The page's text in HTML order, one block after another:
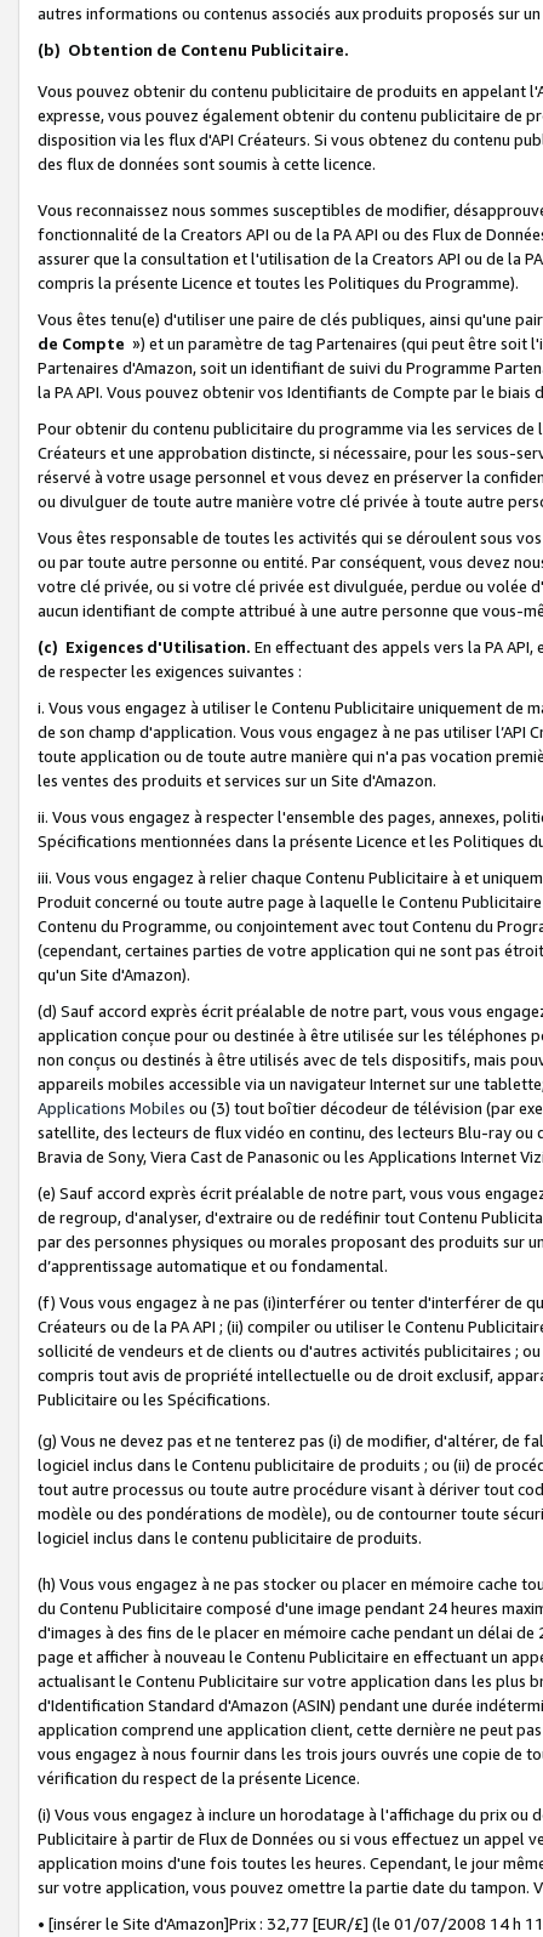
autres informations ou contenus associés aux produits proposés sur
(b) Obtention de Contenu Publicitaire.
Vous pouvez obtenir du contenu publicitaire de produits en appelant
expresse, vous pouvez également obtenir du contenu publicitaire de
disposition via les flux d'API Créateurs. Si vous obtenez du contenu
des flux de données sont soumis à cette licence.
Vous reconnaissez nous sommes susceptibles de modifier,
fonctionnalité de la Creators API ou de la PA API ou des Flux de
assurer que la consultation et l'utilisation de la Creators API ou de la
compris la présente Licence et toutes les Politiques du Programme).
Vous êtes tenu(e) d'utiliser une paire de clés publiques, ainsi qu'une
de Compte ») et un paramètre de tag Partenaires (qui peut être soit
Partenaires d'Amazon, soit un identifiant de suivi du Programme
la PA API. Vous pouvez obtenir vos Identifiants de Compte par le biais
Pour obtenir du contenu publicitaire du programme via les services
Créateurs et une approbation distincte, si nécessaire, pour les sous-
réservé à votre usage personnel et vous devez en préserver la
ou divulguer de toute autre manière votre clé privée à toute autre
Vous êtes responsable de toutes les activités qui se déroulent sous
ou par toute autre personne ou entité. Par conséquent, vous devez
votre clé privée, ou si votre clé privée est divulguée, perdue ou volée
aucun identifiant de compte attribué à une autre personne que vous-
(c) Exigences d'Utilisation. En effectuant des appels vers la PA
de respecter les exigences suivantes :
i. Vous vous engagez à utiliser le Contenu Publicitaire uniquement de
de son champ d'application. Vous vous engagez à ne pas utiliser l’API
toute application ou de toute autre manière qui n'a pas vocation
les ventes des produits et services sur un Site d'Amazon.
ii. Vous vous engagez à respecter l'ensemble des pages, annexes,
Spécifications mentionnées dans la présente Licence et les Politiques
iii. Vous vous engagez à relier chaque Contenu Publicitaire à et
Produit concerné ou toute autre page à laquelle le Contenu
Contenu du Programme, ou conjointement avec tout Contenu du
(cependant, certaines parties de votre application qui ne sont pas
qu'un Site d'Amazon).
(d) Sauf accord exprès écrit préalable de notre part, vous vous
application conçue pour ou destinée à être utilisée sur les téléphones
non conçus ou destinés à être utilisés avec de tels dispositifs, mais
appareils mobiles accessible via un navigateur Internet sur une
Applications Mobiles ou (3) tout boîtier décodeur de télévision (par
satellite, des lecteurs de flux vidéo en continu, des lecteurs Blu-ray
Bravia de Sony, Viera Cast de Panasonic ou les Applications Internet
(e) Sauf accord exprès écrit préalable de notre part, vous vous
de regroup, d'analyser, d'extraire ou de redéfinir tout Contenu
par des personnes physiques ou morales proposant des produits sur
d’apprentissage automatique et ou fondamental.
(f) Vous vous engagez à ne pas (i)interférer ou tenter d'interférer de
Créateurs ou de la PA API ; (ii) compiler ou utiliser le Contenu
sollicité de vendeurs et de clients ou d'autres activités publicitaires ;
compris tout avis de propriété intellectuelle ou de droit exclusif,
Publicitaire ou les Spécifications.
(g) Vous ne devez pas et ne tenterez pas (i) de modifier, d'altérer, de
logiciel inclus dans le Contenu publicitaire de produits ; ou (ii) de
tout autre processus ou toute autre procédure visant à dériver tout
modèle ou des pondérations de modèle), ou de contourner toute
logiciel inclus dans le contenu publicitaire de produits.
(h) Vous vous engagez à ne pas stocker ou placer en mémoire cache
du Contenu Publicitaire composé d'une image pendant 24 heures
d'images à des fins de le placer en mémoire cache pendant un délai
page et afficher à nouveau le Contenu Publicitaire en effectuant un
actualisant le Contenu Publicitaire sur votre application dans les plus
d'Identification Standard d'Amazon (ASIN) pendant une durée
application comprend une application client, cette dernière ne peut
vous engagez à nous fournir dans les trois jours ouvrés une copie de
vérification du respect de la présente Licence.
(i) Vous vous engagez à inclure un horodatage à l'affichage du prix
Publicitaire à partir de Flux de Données ou si vous effectuez un appel
application moins d'une fois toutes les heures. Cependant, le jour
sur votre application, vous pouvez omettre la partie date du tampon.
• [insérer le Site d'Amazon]Prix : 32,77 [EUR/£] (le 01/07/2008 14 h